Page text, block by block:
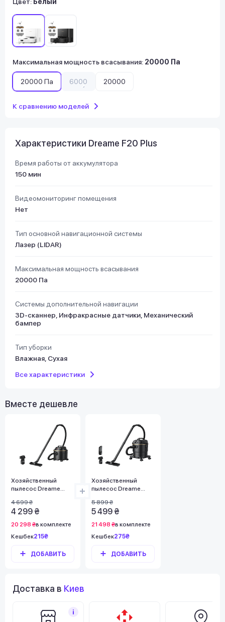
Максимальная мощность всасывания: 20000 Па
20000 Па 6000 20000
К сравнению моделей
Характеристики Dreame F20 Plus
Время работы от аккумулятора
150 мин
Видеомониторинг помещения
Нет
Тип основной навигационной системы
Лазер (LIDAR)
Максимальная мощность всасывания
20000 Па
Системы дополнительной навигации
3D-сканнер, Инфракрасные датчики, Механический
бампер
Тип уборки
Влажная, Сухая
Все характеристики
Вместе дешевле
Хозяйственный
пылесос Dreame
4 699 ₴
4 299 ₴
20 298 ₴в комплекте
Кешбек215₴
ДОБАВИТЬ
Хозяйственный
пылесос Dreame
5 899 ₴
5 499 ₴
21 498 ₴в комплекте
Кешбек275₴
ДОБАВИТЬ
Доставка в Киев